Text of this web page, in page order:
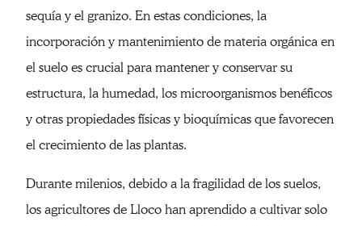
sequía y el granizo. En estas condiciones, la
incorporación y mantenimiento de materia orgánica en
el suelo es crucial para mantener y conservar su
estructura, la humedad, los microorganismos benéficos
y otras propiedades físicas y bioquímicas que favorecen
el crecimiento de las plantas.
Durante milenios, debido a la fragilidad de los suelos,
los agricultores de Lloco han aprendido a cultivar solo